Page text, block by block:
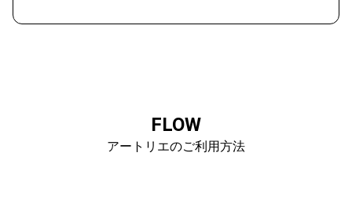
FLOW
アートリエのご利用方法